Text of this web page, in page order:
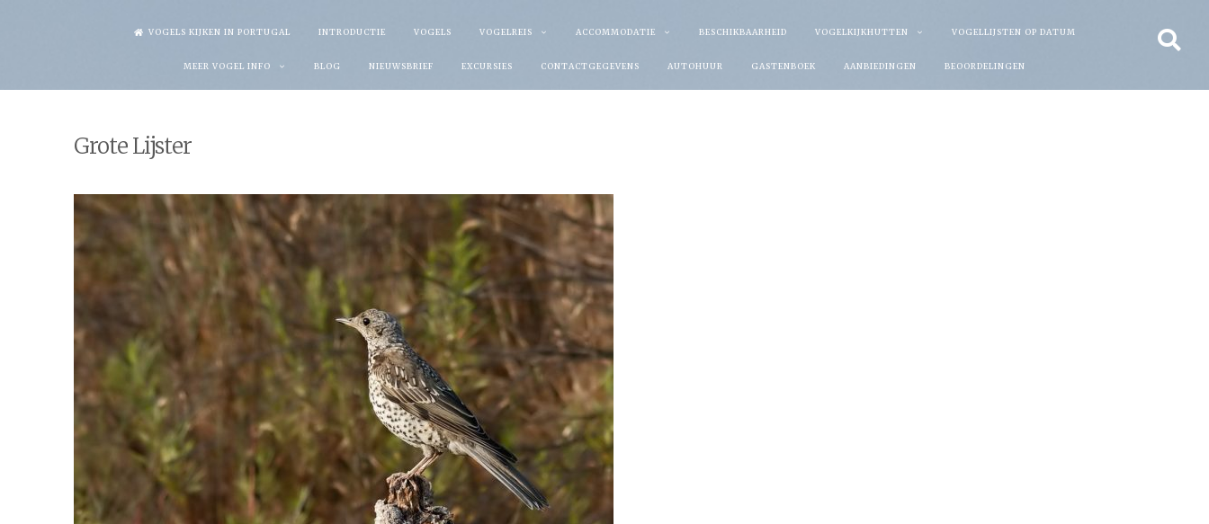
VOGELS KIJKEN IN PORTUGAL INTRODUCTIE VOGELS VOGELREIS ACCOMMODATIE BESCHIKBAARHEID VOGELKIJKHUTTEN VOGELLIJSTEN OP DATUM
MEER VOGEL INFO BLOG NIEUWSBRIEF EXCURSIES CONTACTGEGEVENS AUTOHUUR GASTENBOEK AANBIEDINGEN BEOORDELINGEN
Grote Lijster